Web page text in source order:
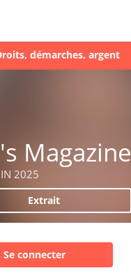
démarches, argent
Magazine
2025
Extrait
Se connecter